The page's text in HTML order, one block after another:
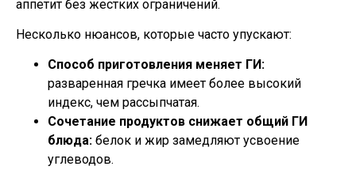
аппетит без жестких ограничений.
Несколько нюансов, которые часто упускают:
Способ приготовления меняет ГИ:
разваренная гречка имеет более высокий
индекс, чем рассыпчатая.
Сочетание продуктов снижает общий ГИ
блюда: белок и жир замедляют усвоение
углеводов.